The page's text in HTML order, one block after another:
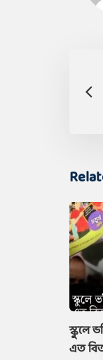
স্কুলে
এত